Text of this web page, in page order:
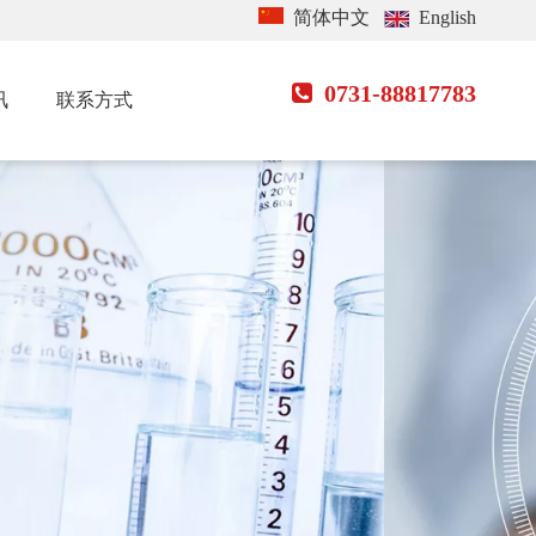
简体中文 English
联系方式 0731-88817783